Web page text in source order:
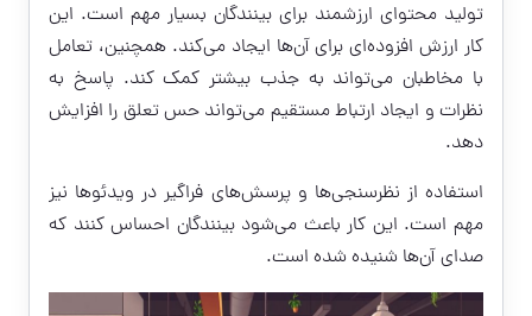
تولید محتوای ارزشمند برای بینندگان بسیار مهم است. این
کار ارزش افزوده‌ای برای آن‌ها ایجاد می‌کند. همچنین، تعامل
با مخاطبان می‌تواند به جذب بیشتر کمک کند. پاسخ به
نظرات و ایجاد ارتباط مستقیم می‌تواند حس تعلق را افزایش
دهد.
استفاده از نظرسنجی‌ها و پرسش‌های فراگیر در ویدئوها نیز
مهم است. این کار باعث می‌شود بینندگان احساس کنند که
صدای آن‌ها شنیده شده است.